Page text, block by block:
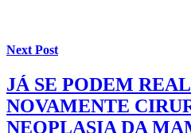
Next Post
JÁ SE PODEM
NOVAMENTE
NEOPLASIA DA